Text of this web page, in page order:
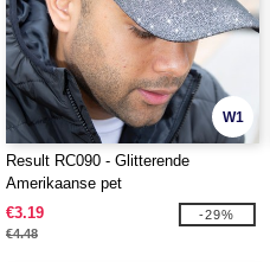
W1
Result RC090 - Glitterende
Amerikaanse pet
€3.19
€4.48
-29%